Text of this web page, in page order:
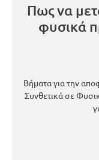
Πως να
φυσικά
Βήματα για την
Συνθετικά σε